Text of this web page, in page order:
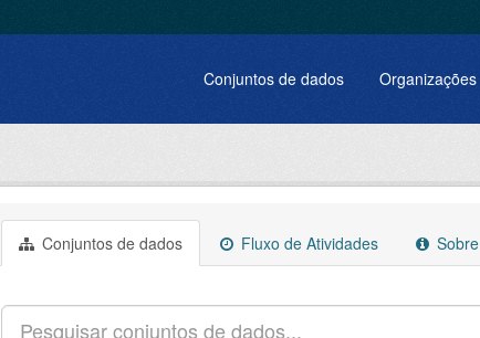
Conjuntos de dados Organizações
Conjuntos de dados Fluxo de Atividades Sobre